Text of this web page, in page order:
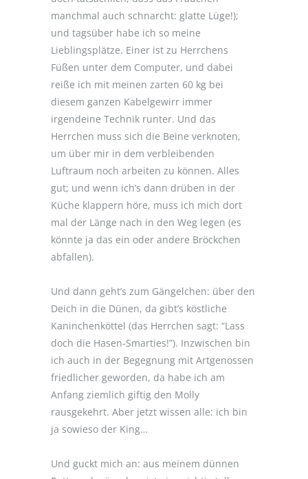
manchmal auch schnarcht: glatte Lüge!);
und tagsüber habe ich so meine
Lieblingsplätze. Einer ist zu Herrchens
Füßen unter dem Computer, und dabei
reiße ich mit meinen zarten 60 kg bei
diesem ganzen Kabelgewirr immer
irgendeine Technik runter. Und das
Herrchen muss sich die Beine verknoten,
um über mir in dem verbleibenden
Luftraum noch arbeiten zu können. Alles
gut; und wenn ich’s dann drüben in der
Küche klappern höre, muss ich mich dort
mal der Länge nach in den Weg legen (es
könnte ja das ein oder andere Bröckchen
abfallen).
Und dann geht’s zum Gängelchen: über den
Deich in die Dünen, da gibt’s köstliche
Kaninchenköttel (das Herrchen sagt: “Lass
doch die Hasen-Smarties!”). Inzwischen bin
ich auch in der Begegnung mit Artgenossen
friedlicher geworden, da habe ich am
Anfang ziemlich giftig den Molly
rausgekehrt. Aber jetzt wissen alle: ich bin
ja sowieso der King…
Und guckt mich an: aus meinem dünnen